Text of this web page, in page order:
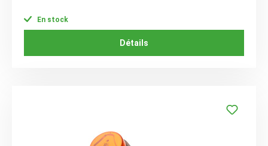
En stock
Détails